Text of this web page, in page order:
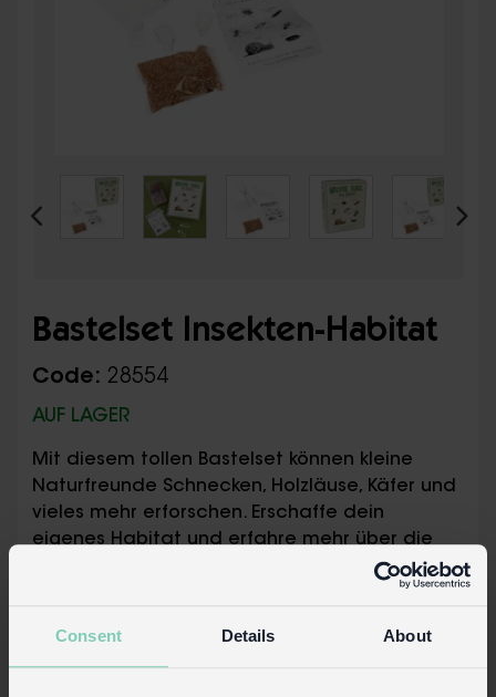
Consent Details About
Bastelset Insekten-Habitat
Code: 28554
AUF LAGER
Mit diesem tollen Bastelset können kleine
Naturfreunde Schnecken, Holzläuse, Käfer und
vieles mehr erforschen. Erschaffe dein
eigenes Habitat und erfahre mehr über die
Das Set enthält: Insektenfänger, Habitat-
sowie eine Anleitung.
Maße des Habitat-Tankes: Breite 12 cm x